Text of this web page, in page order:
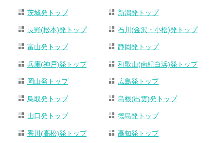
茨城発トップ 新潟発トップ
長野(松本)発トップ 石川(金沢・小松)発トップ
富山発トップ 静岡発トップ
兵庫(神戸)発トップ 和歌山(南紀白浜)発トップ
岡山発トップ 広島発トップ
鳥取発トップ 島根(出雲)発トップ
山口発トップ 徳島発トップ
香川(高松)発トップ 高知発トップ